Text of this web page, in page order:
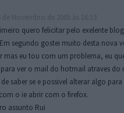
quero felicitar pelo exelente
Em segundo gostei muito desta nova
mas eu tou com um problema, eu
ver o mail do hotmail atraves do
saber se e possivel alterar algo para
o ie abrir com o firefox.
assunto Rui